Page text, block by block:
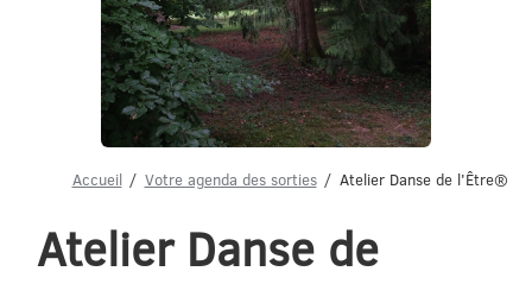
Accueil Votre agenda des sorties Atelier Danse de l'Être®
Atelier Danse de